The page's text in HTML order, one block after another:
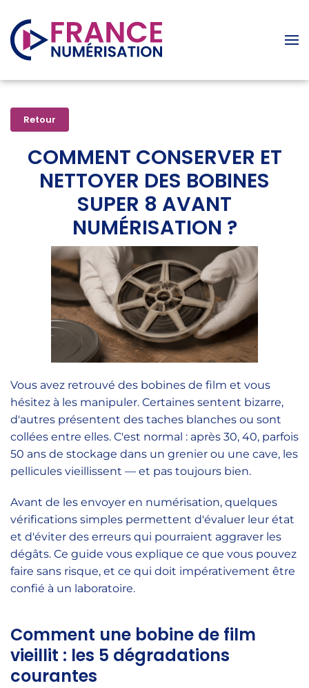
Accéder au contenu principal
Retour
COMMENT CONSERVER ET
NETTOYER DES BOBINES
SUPER 8 AVANT
NUMÉRISATION ?
Vous avez retrouvé des bobines de film et vous
hésitez à les manipuler. Certaines sentent bizarre,
d'autres présentent des taches blanches ou sont
collées entre elles. C'est normal : après 30, 40, parfois
50 ans de stockage dans un grenier ou une cave, les
pellicules vieillissent — et pas toujours bien.
Avant de les envoyer en numérisation, quelques
vérifications simples permettent d'évaluer leur état
et d'éviter des erreurs qui pourraient aggraver les
dégâts. Ce guide vous explique ce que vous pouvez
faire sans risque, et ce qui doit impérativement être
confié à un laboratoire.
Comment une bobine de film
vieillit : les 5 dégradations
courantes